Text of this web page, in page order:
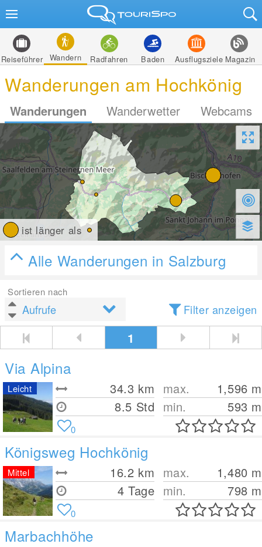
Reiseführer Wandern Radfahren Baden Ausflugsziele Magazin
Wanderungen am Hochkönig
Wanderungen Wanderwetter Webcams
ist länger als
Alle Wanderungen in Salzburg
Sortieren nach
Filter anzeigen
1
Via Alpina
34.3 km
8.5 Std
max. 1,596 m
min.
593 m
Leicht
0
Königsweg Hochkönig
16.2 km
4 Tage
max. 1,480 m
min.
798 m
Mittel
0
Marbachhöhe